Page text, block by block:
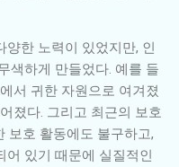
한 노력이 있었지만, 인
색하게 만들었다. 예를 들
서 귀한 자원으로 여겨졌
졌다. 그리고 최근의 보호
보호 활동에도 불구하고,
어 있기 때문에 실질적인